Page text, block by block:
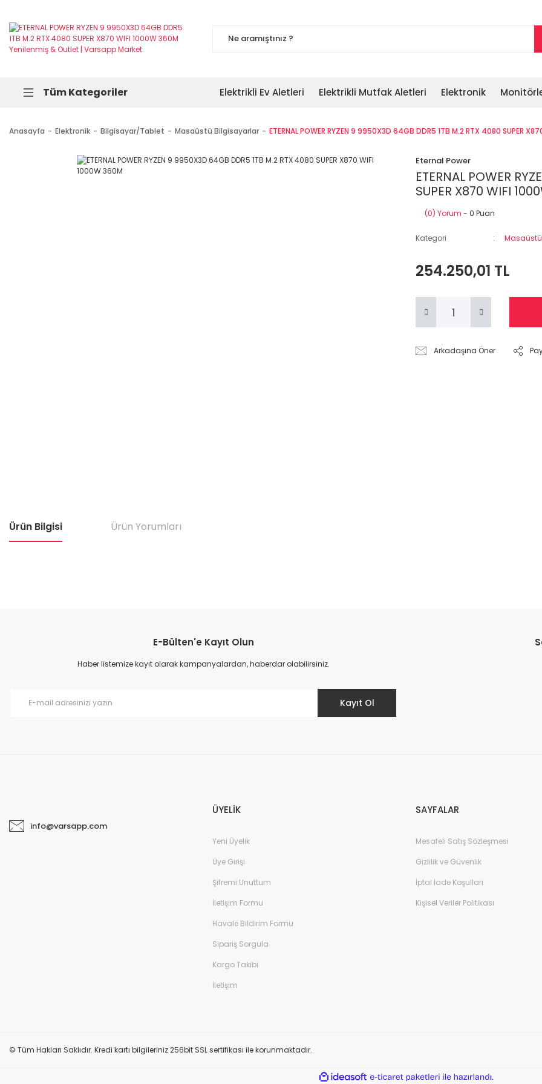
Tüm Kategoriler Elektrikli Ev Aletleri Elektrikli Mutfak Aletleri Elektronik
Anasayfa Elektronik Bilgisayar/Tablet Masaüstü Bilgisayarlar ETERNAL POWER RYZEN 9 9950X3D 64GB DDR5 1TB M.2 RTX 4080 SUPER
Eternal Power
ETERNAL POWER
SUPER X870 WIFI
(0) Yorum - 0 Puan
Kategori
254.250,01 TL
Arkadaşına Öner
Ürün Bilgisi Ürün Yorumları
E-Bülten'e Kayıt Olun
Haber listemize kayıt olarak kampanyalardan, haberdar olabilirsiniz.
Kayıt Ol
info@varsapp.com
ÜYELİK
Yeni Üyelik
Üye Girişi
Şifremi Unuttum
İletişim Formu
Havale Bildirim Formu
Sipariş Sorgula
Kargo Takibi
İletişim
SAYFALAR
Mesafeli Satış Sözleşmesi
Gizlilik ve Güvenlik
İptal İade Koşullari
Kişisel Veriler Politikası
© Tüm Hakları Saklıdır. Kredi kartı bilgileriniz 256bit SSL sertifikası ile korunmaktadır.
ideasoft
e-